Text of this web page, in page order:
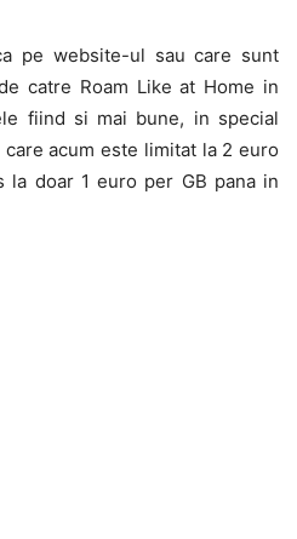
pe website-ul sau care sunt
catre Roam Like at Home in
fiind si mai bune, in special
acum este limitat la 2 euro
la doar 1 euro per GB pana in